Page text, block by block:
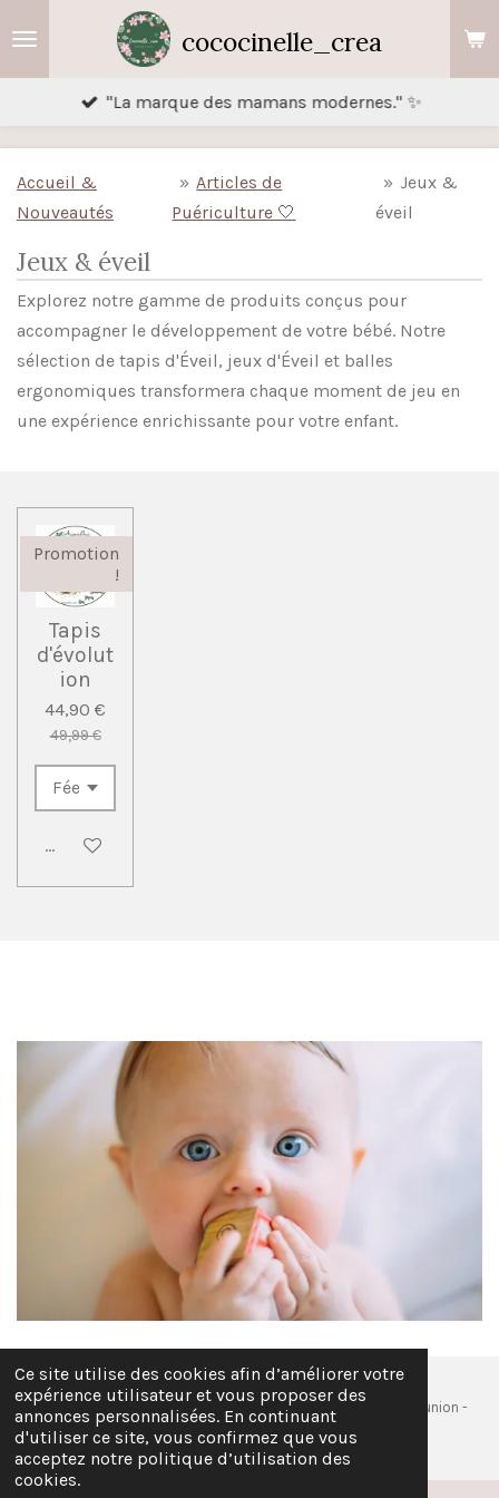
Ce site utilise des cookies afin d’améliorer votre
expérience utilisateur et vous proposer des
annonces personnalisées. En continuant
d'utiliser ce site, vous confirmez que vous
acceptez notre politique d’utilisation des
cookies.
cococinelle_crea
"La marque des mamans modernes." ✨
Accueil &
Nouveautés
» Articles de
Puériculture 🤍
» Jeux &
éveil
Jeux & éveil
Explorez notre gamme de produits conçus pour
accompagner le développement de votre bébé. Notre
sélection de tapis d'Éveil, jeux d'Éveil et balles
ergonomiques transformera chaque moment de jeu en
une expérience enrichissante pour votre enfant.
Promotion
!
Tapis
d'évolut
ion
44,90 €
49,99 €
Ajouter au panier
© 2026 EI cococinelle_crea - Siège social : Sainte- Marie, La Réunion -
Email : c.cococinellecrea@gmail.com - SIREN: 101 546 182